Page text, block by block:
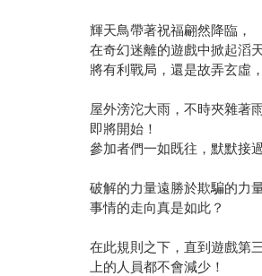
輝天鳥帶著祝福翩然降臨，
在奇幻迷離的遊戲中掀起滔
將有利戰局，還是故弄玄虛
屋外滂沱大雨，不時夾雜著
即將開始！
參加者們一如既往，默默接
破解的力量遠勝於欺騙的力
事情的走向真是如此？
在此規則之下，直到遊戲第
上的人員都不會減少！